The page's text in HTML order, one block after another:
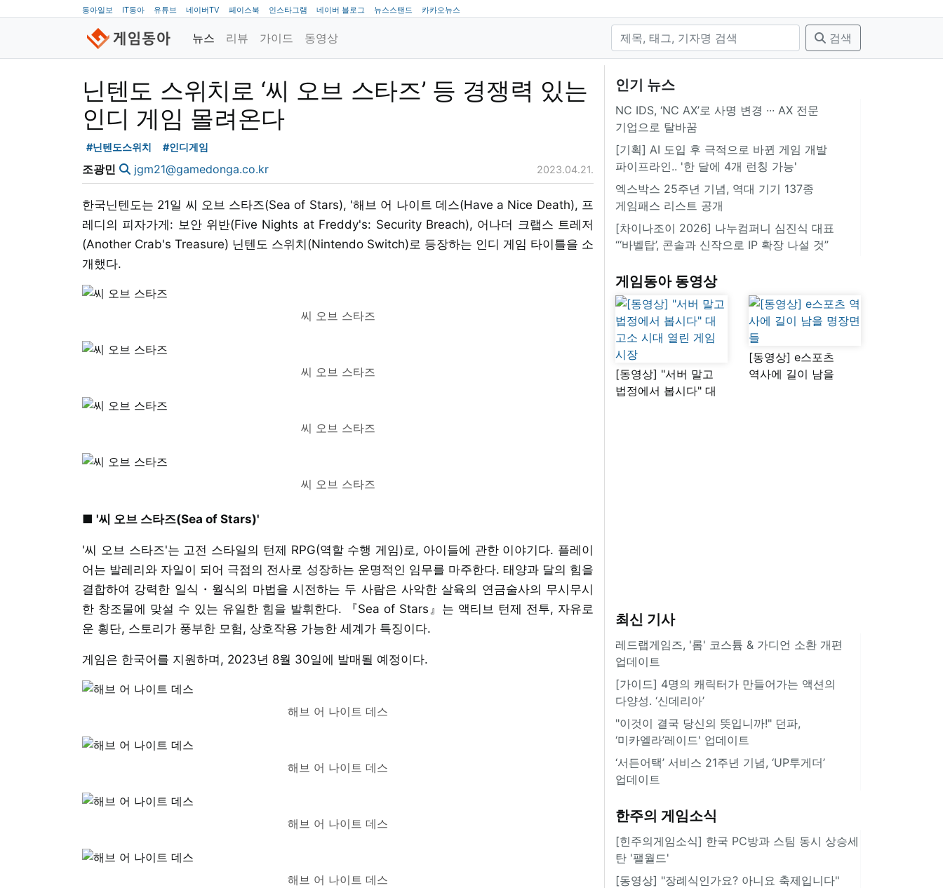
동아일보 IT동아 유튜브 네이버TV 페이스북 인스타그램 네이버 블로그 뉴스스탠드 카카오뉴스
뉴스 리뷰 가이드 동영상 검색
닌텐도 스위치로 ‘씨 오브 스타즈’ 등 경쟁력 있는
인디 게임 몰려온다
#닌텐도스위치 #인디게임
조광민 jgm21@gamedonga.co.kr 2023.04.21.
한국닌텐도는 21일 씨 오브 스타즈(Sea of Stars), '해브 어 나이트 데스(Have a Nice Death), 프
레디의 피자가게: 보안 위반(Five Nights at Freddy's: Security Breach), 어나더 크랩스 트레저
(Another Crab's Treasure) 닌텐도 스위치(Nintendo Switch)로 등장하는 인디 게임 타이틀을 소
개했다.
씨 오브 스타즈
씨 오브 스타즈
씨 오브 스타즈
씨 오브 스타즈
■ '씨 오브 스타즈(Sea of Stars)'
'씨 오브 스타즈'는 고전 스타일의 턴제 RPG(역할 수행 게임)로, 아이들에 관한 이야기다. 플레이
어는 발레리와 자일이 되어 극점의 전사로 성장하는 운명적인 임무를 마주한다. 태양과 달의 힘을
결합하여 강력한 일식・월식의 마법을 시전하는 두 사람은 사악한 살육의 연금술사의 무시무시
한 창조물에 맞설 수 있는 유일한 힘을 발휘한다. 『Sea of Stars』는 액티브 턴제 전투, 자유로
운 횡단, 스토리가 풍부한 모험, 상호작용 가능한 세계가 특징이다.
게임은 한국어를 지원하며, 2023년 8월 30일에 발매될 예정이다.
해브 어 나이트 데스
해브 어 나이트 데스
해브 어 나이트 데스
해브 어 나이트 데스
인기 뉴스
NC IDS, ‘NC AX’로 사명 변경 ∙∙∙ AX 전문
기업으로 탈바꿈
[기획] AI 도입 후 극적으로 바뀐 게임 개발
파이프라인.. '한 달에 4개 런칭 가능'
엑스박스 25주년 기념, 역대 기기 137종
게임패스 리스트 공개
[차이나조이 2026] 나누컴퍼니 심진식 대표
“‘바벨탑’, 콘솔과 신작으로 IP 확장 나설 것”
게임동아 동영상
[동영상] "서버 말고
법정에서 봅시다" 대
[동영상] e스포츠
역사에 길이 남을
최신 기사
레드랩게임즈, '롬' 코스튬 & 가디언 소환 개편
업데이트
[가이드] 4명의 캐릭터가 만들어가는 액션의
다양성. ‘신데리아’
"이것이 결국 당신의 뜻입니까!" 던파,
‘미카엘라’레이드' 업데이트
‘서든어택’ 서비스 21주년 기념, ‘UP투게더’
업데이트
한주의 게임소식
[힌주의게임소식] 한국 PC방과 스팀 동시 상승세
탄 '팰월드'
[동영상] "장례식인가요? 아니요 축제입니다"